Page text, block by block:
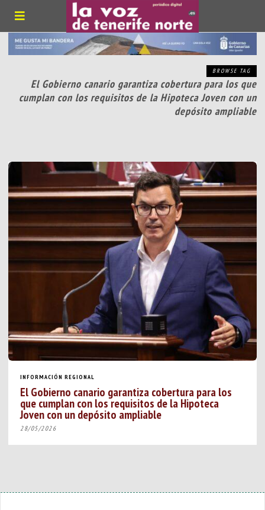
BROWSE TAG
El Gobierno canario garantiza cobertura para los que
cumplan con los requisitos de la Hipoteca Joven con un
depósito ampliable
INFORMACIÓN REGIONAL
El Gobierno canario garantiza cobertura para los
que cumplan con los requisitos de la Hipoteca
Joven con un depósito ampliable
28/05/2026